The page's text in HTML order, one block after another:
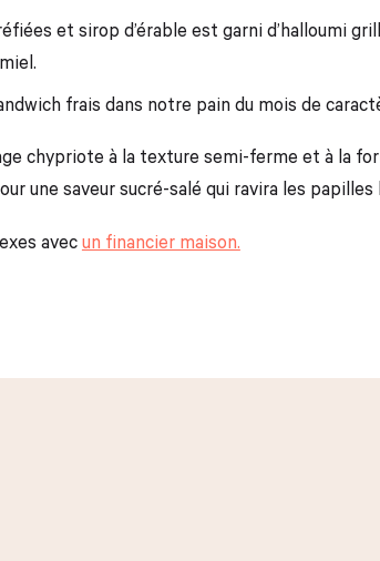
et sirop d’érable est garni d’halloumi
frais dans notre pain du mois de
chypriote à la texture semi-ferme et à la
une saveur sucré-salé qui ravira les papilles
avecun financier maison.